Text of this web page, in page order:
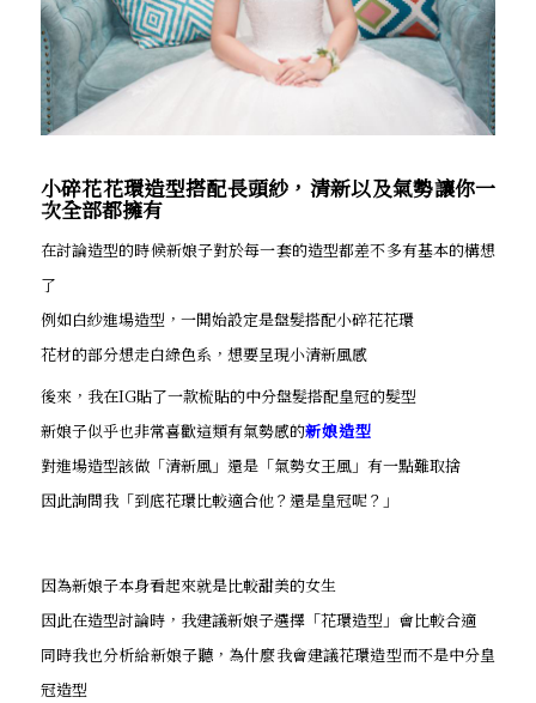
小碎花花環造型搭配長頭紗，清新以及氣勢讓你一
次全部都擁有
在討論造型的時候新娘子對於每一套的造型都差不多有基本的構想
了
例如白紗進場造型，一開始設定是盤髮搭配小碎花花環
花材的部分想走白綠色系，想要呈現小清新風感
後來，我在IG貼了一款梳貼的中分盤髮搭配皇冠的髮型
新娘子似乎也非常喜歡這類有氣勢感的新娘造型
對進場造型該做「清新風」還是「氣勢女王風」有一點難取捨
因此詢問我「到底花環比較適合他？還是皇冠呢？」
因為新娘子本身看起來就是比較甜美的女生
因此在造型討論時，我建議新娘子選擇「花環造型」會比較合適
同時我也分析給新娘子聽，為什麼我會建議花環造型而不是中分皇
冠造型